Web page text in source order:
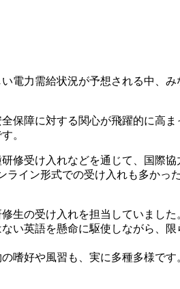
電力需給状況が予想される中、
保障に対する関心が飛躍的に高
。
修受け入れなどを通じて、国際
イン形式での受け入れも多か
生の受け入れを担当していまし
い英語を懸命に駆使しながら、
嗜好や風習も、実に多種多様で